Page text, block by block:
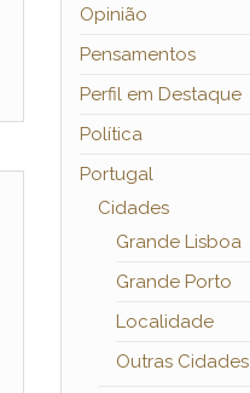
Opinião
Pensamentos
Perfil em Destaque
Política
Portugal
Cidades
Grande Lisboa
Grande Porto
Localidade
Outras Cidades